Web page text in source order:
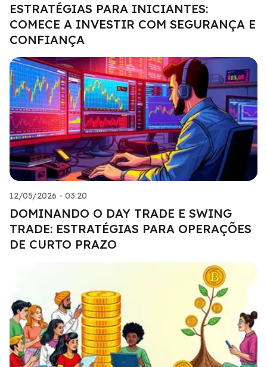
ESTRATÉGIAS PARA INICIANTES:
COMECE A INVESTIR COM SEGURANÇA E
CONFIANÇA
12/05/2026 - 03:20
DOMINANDO O DAY TRADE E SWING
TRADE: ESTRATÉGIAS PARA OPERAÇÕES
DE CURTO PRAZO